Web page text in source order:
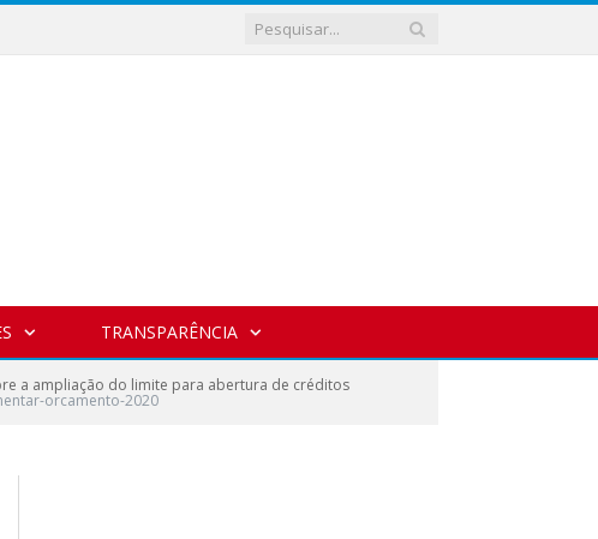
TRANSPARÊNCIA
a ampliação do limite para abertura de créditos
orcamento-2020